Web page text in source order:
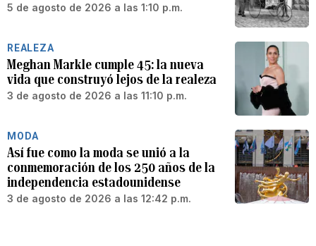
5 de agosto de 2026 a las 1:10 p.m.
REALEZA
Meghan Markle cumple 45: la nueva
vida que construyó lejos de la realeza
3 de agosto de 2026 a las 11:10 p.m.
MODA
Así fue como la moda se unió a la
conmemoración de los 250 años de la
independencia estadounidense
3 de agosto de 2026 a las 12:42 p.m.